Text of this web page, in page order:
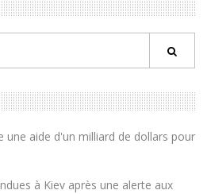
une aide d'un milliard de dollars pour
à Kiev après une alerte aux